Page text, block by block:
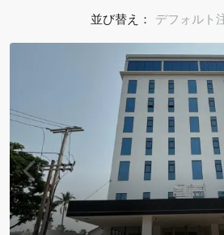
並び替え： デフォルト